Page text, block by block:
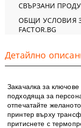
СВЪРЗАНИ
ОБЩИ УСЛОВИЯ
FACTOR.BG
Детайлно
Закачалка за
подходяща за
отпечатайте
принтер върху
притиснете с